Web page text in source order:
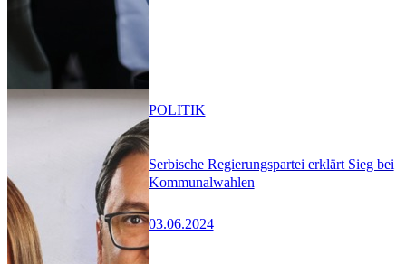
Serbische Regierungspartei erklärt Sieg bei
Kommunalwahlen
03.06.2024
POLITIK